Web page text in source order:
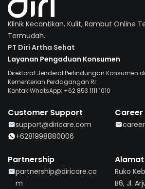
Klinik Kecantikan, Kulit, Rambut Online
Termudah.
PT Diri Artha Sehat
Layanan Pengaduan Konsumen
Direktorat Jenderal Perlindungan Konsumen
Kementerian Perdagangan RI
Kontak WhatsApp: +62 853 1111 1010
Customer Support
support@diricare.com
+6281998880006
Career
Partnership
partnership@diricare.co
m
Alamat
Ruko
B6, Jl.